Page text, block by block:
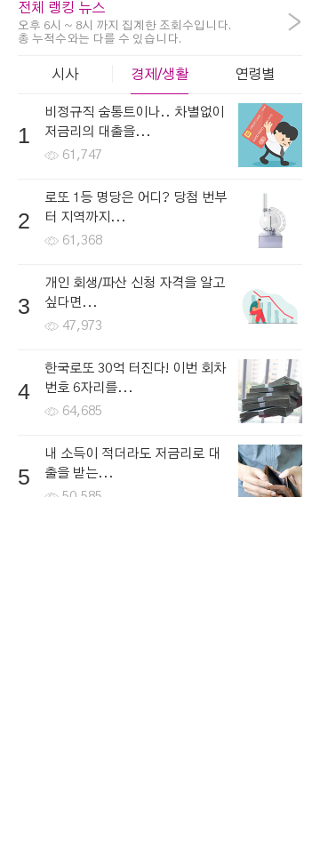
전체 랭킹 뉴스
오후 6시 ~ 8시 까지 집계한 조회수입니다.
총 누적수와는 다를 수 있습니다.
>
시사 경제/생활 연령별
1
비정규직 숨통트이나.. 차별없이
저금리의 대출을...
61,747
2
로또 1등 명당은 어디? 당첨 번부
터 지역까지...
61,368
3
개인 회생/파산 신청 자격을 알고
싶다면...
47,973
4
한국로또 30억 터진다! 이번 회차
번호 6자리를...
64,685
5
내 소득이 적더라도 저금리로 대
출을 받는...
50,585